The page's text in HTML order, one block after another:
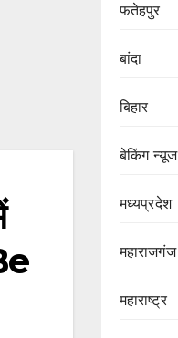
फतेहपुर
बांदा
बिहार
बेकिंग न्यूज
मध्यप्रदेश
महाराजगंज
महाराष्ट्र